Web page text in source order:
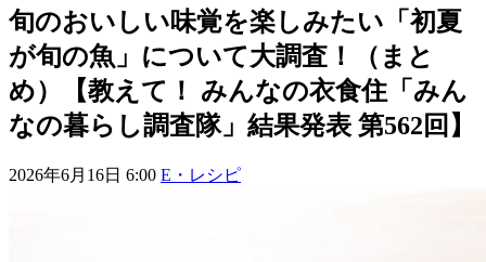
旬のおいしい味覚を楽しみたい「初夏
が旬の魚」について大調査！（まと
め）【教えて！ みんなの衣食住「みん
なの暮らし調査隊」結果発表 第562回】
2026年6月16日 6:00 E・レシピ